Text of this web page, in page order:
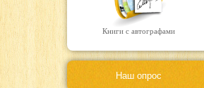
Книги с автографами
Наш опрос